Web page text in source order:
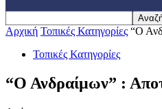
Αρχική Τοπικές Κατηγορίες “Ο
Τοπικές Κατηγορίες
“Ο Ανδραίμων” :